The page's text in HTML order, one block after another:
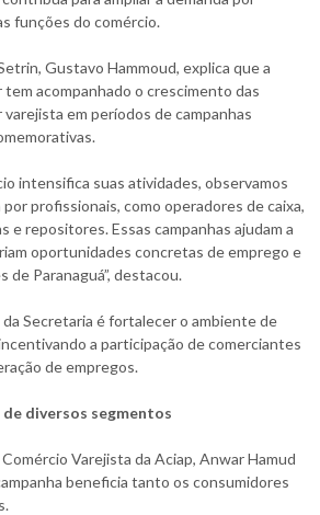
funções do comércio.
Gustavo Hammoud, explica que a
acompanhado o crescimento das
em períodos de campanhas
intensifica suas atividades, observamos
profissionais, como operadores de caixa,
repositores. Essas campanhas ajudam a
oportunidades concretas de emprego e
de Paranaguá”, destacou.
Secretaria é fortalecer o ambiente de
a participação de comerciantes
de empregos.
diversos segmentos
Varejista da Aciap, Anwar Hamud
beneficia tanto os consumidores